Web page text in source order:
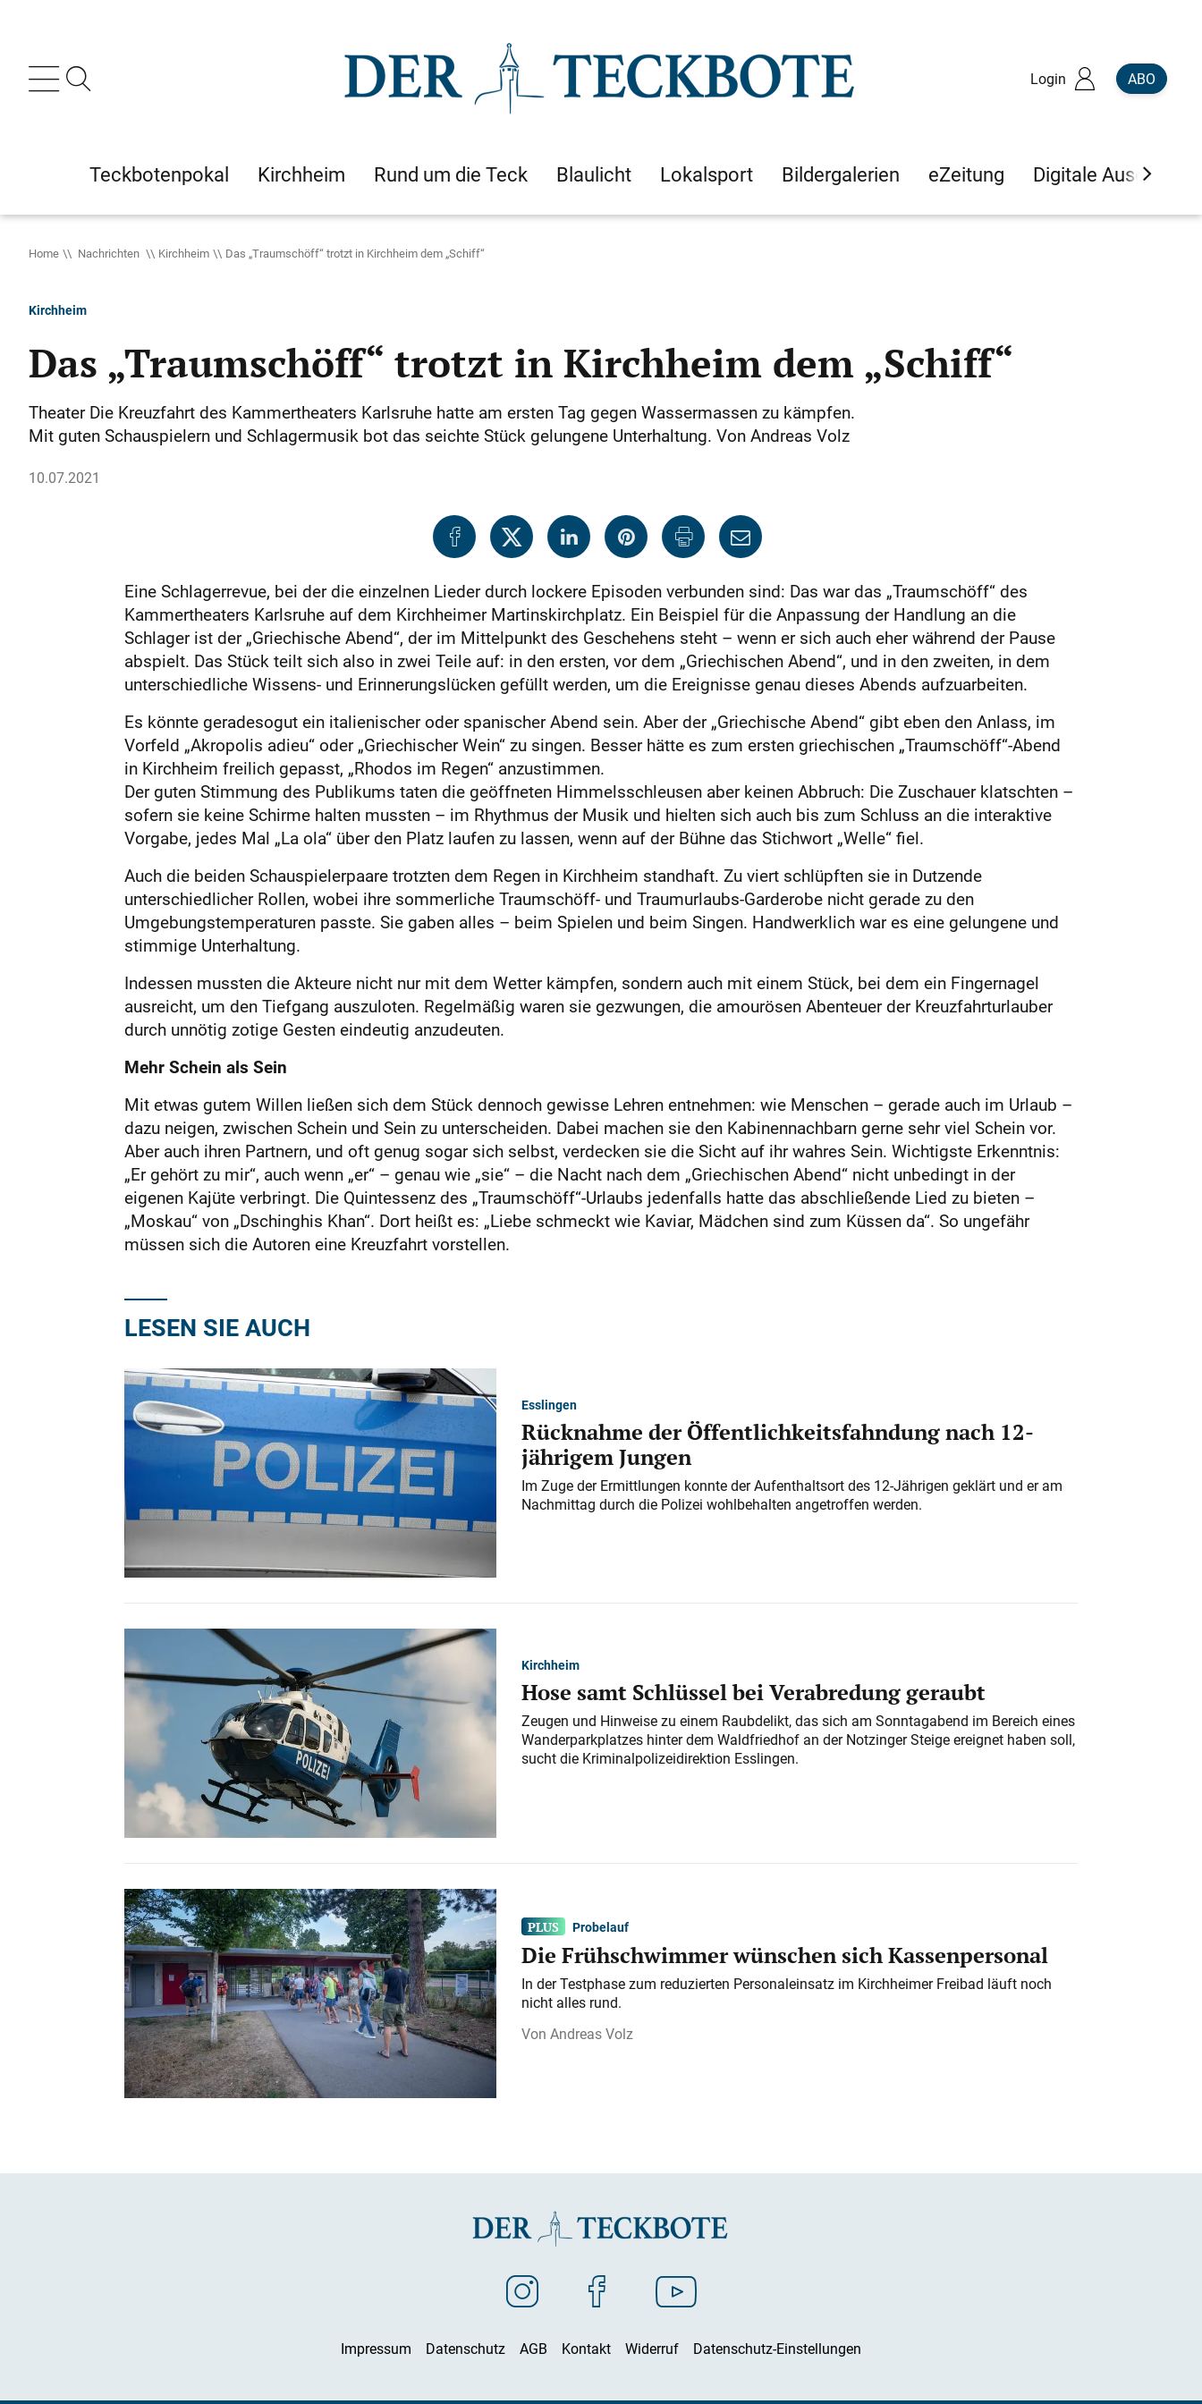
Login ABO
Teckbotenpokal Kirchheim Rund um die Teck Blaulicht Lokalsport Bildergalerien eZeitung Digitale Ausgaben
Home Nachrichten Kirchheim Das „Traumschöff“ trotzt in Kirchheim dem „Schiff“
Kirchheim
Das „Traumschöff“ trotzt in Kirchheim dem „Schiff“
Theater Die Kreuzfahrt des Kammertheaters Karlsruhe hatte am ersten Tag gegen Wassermassen zu kämpfen.
Mit guten Schauspielern und Schlagermusik bot das seichte Stück gelungene Unterhaltung. Von Andreas Volz
10.07.2021
Eine Schlagerrevue, bei der die einzelnen Lieder durch lockere Episoden verbunden sind: Das war das „Traumschöff“ des
Kammertheaters Karlsruhe auf dem Kirchheimer Martinskirchplatz. Ein Beispiel für die Anpassung der Handlung an die
Schlager ist der „Griechische Abend“, der im Mittelpunkt des Geschehens steht – wenn er sich auch eher während der Pause
abspielt. Das Stück teilt sich also in zwei Teile auf: in den ersten, vor dem „Griechischen Abend“, und in den zweiten, in dem
unterschiedliche Wissens- und Erinnerungslücken gefüllt werden, um die Ereignisse genau dieses Abends aufzuarbeiten.
Es könnte geradesogut ein italienischer oder spanischer Abend sein. Aber der „Griechische Abend“ gibt eben den Anlass, im
Vorfeld „Akropolis adieu“ oder „Griechischer Wein“ zu singen. Besser hätte es zum ersten griechischen „Traumschöff“-Abend
in Kirchheim freilich gepasst, „Rhodos im Regen“ anzustimmen.
Der guten Stimmung des Publikums taten die geöffneten Himmelsschleusen aber keinen Abbruch: Die Zuschauer klatschten –
sofern sie keine Schirme halten mussten – im Rhythmus der Musik und hielten sich auch bis zum Schluss an die interaktive
Vorgabe, jedes Mal „La ola“ über den Platz laufen zu lassen, wenn auf der Bühne das Stichwort „Welle“ fiel.
Auch die beiden Schauspielerpaare trotzten dem Regen in Kirchheim standhaft. Zu viert schlüpften sie in Dutzende
unterschiedlicher Rollen, wobei ihre sommerliche Traumschöff- und Traumurlaubs-Garderobe nicht gerade zu den
Umgebungstemperaturen passte. Sie gaben alles – beim Spielen und beim Singen. Handwerklich war es eine gelungene und
stimmige Unterhaltung.
Indessen mussten die Akteure nicht nur mit dem Wetter kämpfen, sondern auch mit einem Stück, bei dem ein Fingernagel
ausreicht, um den Tiefgang auszuloten. Regelmäßig waren sie gezwungen, die amourösen Abenteuer der Kreuzfahrturlauber
durch unnötig zotige Gesten eindeutig anzudeuten.
Mehr Schein als Sein
Mit etwas gutem Willen ließen sich dem Stück dennoch gewisse Lehren entnehmen: wie Menschen – gerade auch im Urlaub –
dazu neigen, zwischen Schein und Sein zu unterscheiden. Dabei machen sie den Kabinennachbarn gerne sehr viel Schein vor.
Aber auch ihren Partnern, und oft genug sogar sich selbst, verdecken sie die Sicht auf ihr wahres Sein. Wichtigste Erkenntnis:
„Er gehört zu mir“, auch wenn „er“ – genau wie „sie“ – die Nacht nach dem „Griechischen Abend“ nicht unbedingt in der
eigenen Kajüte verbringt. Die Quintessenz des „Traumschöff“-Urlaubs jedenfalls hatte das abschließende Lied zu bieten –
„Moskau“ von „Dschinghis Khan“. Dort heißt es: „Liebe schmeckt wie Kaviar, Mädchen sind zum Küssen da“. So ungefähr
müssen sich die Autoren eine Kreuzfahrt vorstellen.
LESEN SIE AUCH
Esslingen
Rücknahme der Öffentlichkeitsfahndung nach 12-
jährigem Jungen
Im Zuge der Ermittlungen konnte der Aufenthaltsort des 12-Jährigen geklärt und er am
Nachmittag durch die Polizei wohlbehalten angetroffen werden.
Kirchheim
Hose samt Schlüssel bei Verabredung geraubt
Zeugen und Hinweise zu einem Raubdelikt, das sich am Sonntagabend im Bereich eines
Wanderparkplatzes hinter dem Waldfriedhof an der Notzinger Steige ereignet haben soll,
sucht die Kriminalpolizeidirektion Esslingen.
Probelauf
Die Frühschwimmer wünschen sich Kassenpersonal
In der Testphase zum reduzierten Personaleinsatz im Kirchheimer Freibad läuft noch
nicht alles rund.
Andreas Volz
Impressum Datenschutz AGB Kontakt Widerruf Datenschutz-Einstellungen